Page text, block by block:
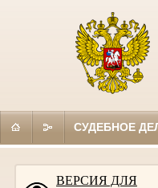
СУДЕБНОЕ
ВЕРСИЯ ДЛЯ